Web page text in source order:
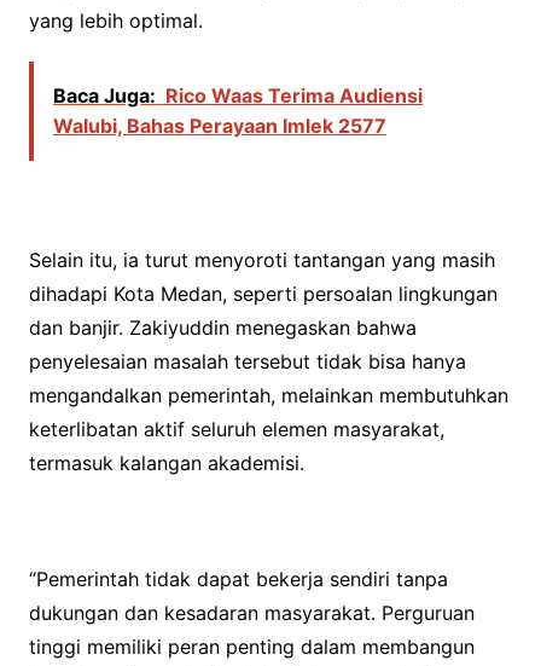
yang lebih optimal.
Baca Juga: Rico Waas Terima Audiensi
Walubi, Bahas Perayaan Imlek 2577
Selain itu, ia turut menyoroti tantangan yang masih
dihadapi Kota Medan, seperti persoalan lingkungan
dan banjir. Zakiyuddin menegaskan bahwa
penyelesaian masalah tersebut tidak bisa hanya
mengandalkan pemerintah, melainkan membutuhkan
keterlibatan aktif seluruh elemen masyarakat,
termasuk kalangan akademisi.
“Pemerintah tidak dapat bekerja sendiri tanpa
dukungan dan kesadaran masyarakat. Perguruan
tinggi memiliki peran penting dalam membangun